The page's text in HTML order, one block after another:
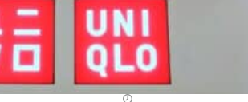
教育・育児
リサーチ